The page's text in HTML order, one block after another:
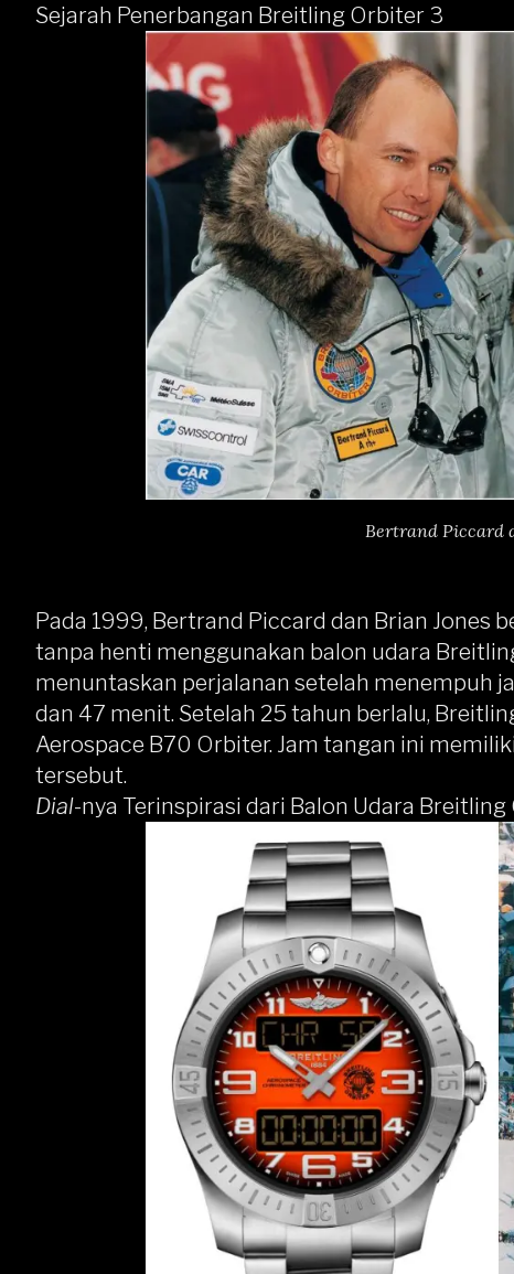
Sejarah Penerbangan Breitling Orbiter 3
Bertrand Piccard
Pada 1999, Bertrand Piccard dan Brian Jones
tanpa henti menggunakan balon udara
menuntaskan perjalanan setelah menempuh
dan 47 menit. Setelah 25 tahun berlalu,
Aerospace B70 Orbiter. Jam tangan ini
tersebut.
Dial-nya Terinspirasi dari Balon Udara